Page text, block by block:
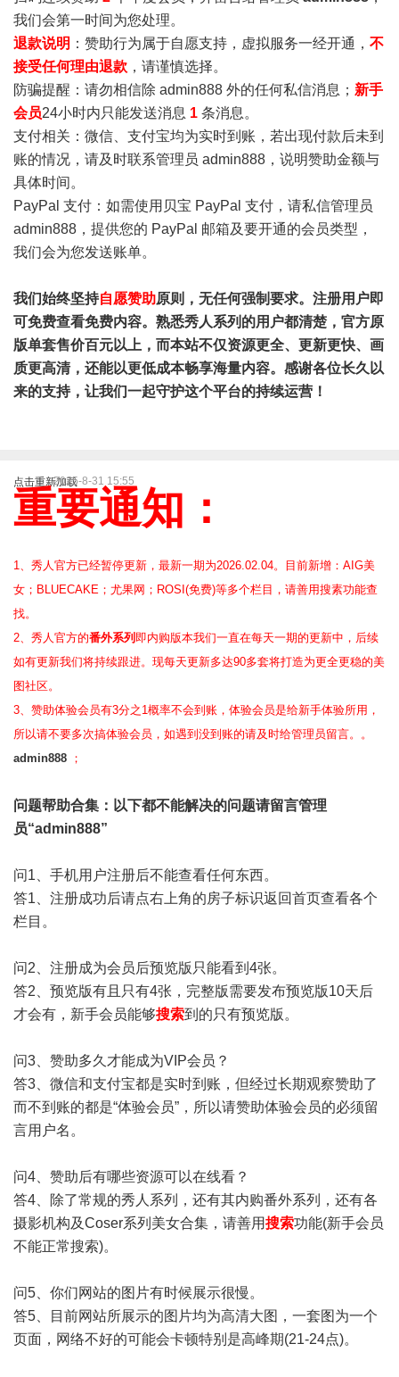
我们会第一时间为您处理。
退款说明 ：赞助行为属于自愿支持，虚拟服务一经开通， 不
接受任何理由退款 ，请谨慎选择。
防骗提醒：请勿相信除 admin888 外的任何私信消息； 新手
会员24小时内只能发送消息 1 条消息。
支付相关：微信、支付宝均为实时到账，若出现付款后未到
账的情况，请及时联系管理员 admin888，说明赞助金额与
具体时间。
PayPal 支付：如需使用贝宝 PayPal 支付，请私信管理员
admin888，提供您的 PayPal 邮箱及要开通的会员类型，
我们会为您发送账单。
我们始终坚持自愿赞助原则，无任何强制要求。注册用户即
可免费查看免费内容。熟悉秀人系列的用户都清楚，官方原
版单套售价百元以上，而本站不仅资源更全、更新更快、画
质更高清，还能以更低成本畅享海量内容。感谢各位长久以
来的支持，让我们一起守护这个平台的持续运营！
点击重新加载2025-8-31 15:55
重要通知：
1、秀人官方已经暂停更新，最新一期为2026.02.04。目前新增：AIG美
女；BLUECAKE；尤果网；ROSI(免费)等多个栏目，请善用搜素功能查
找。
2、 秀人官方的番外系列 即内购版本我们一直在每天一期的更新中，后续
如有更新我们将持续跟进。现每天更新多达90多套将打造为更全更稳的美
图社区。
3、赞助体验会员有3分之1概率不会到账，体验会员是给新手体验所用，
所以请不要多次搞体验会员，如遇到没到账的请及时给管理员留言。。
admin888 ；
问题帮助合集 ：以下都不能解决的问题请留言管理
员“admin888”
问1、手机用户注册后不能查看任何东西。
答1、注册成功后请点右上角的房子标识返回首页查看各个
栏目。
问2、注册成为会员后预览版只能看到4张。
答2、预览版有且只有4张，完整版需要发布预览版10天后
才会有，新手会员能够搜索到的只有预览版。
问3、赞助多久才能成为VIP会员？
答3、微信和支付宝都是实时到账，但经过长期观察赞助了
而不到账的都是“体验会员”，所以请赞助体验会员的必须留
言用户名。
问4、赞助后有哪些资源可以在线看？
答4、除了常规的秀人系列，还有其内购番外系列，还有各
摄影机构及Coser系列美女合集，请善用搜索功能(新手会员
不能正常搜索)。
问5、你们网站的图片有时候展示很慢。
答5、目前网站所展示的图片均为高清大图，一套图为一个
页面，网络不好的可能会卡顿特别是高峰期(21-24点)。